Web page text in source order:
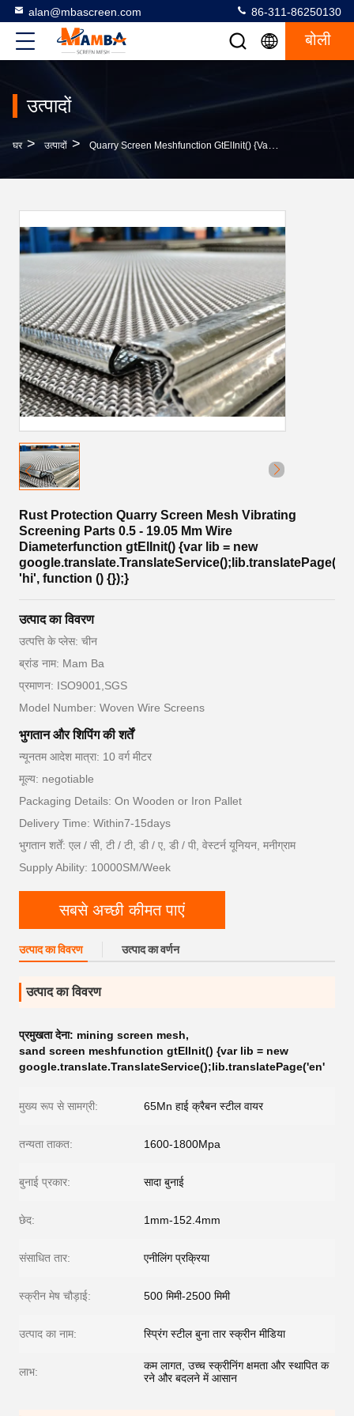
alan@mbascreen.com 86-311-86250130
बोली
उत्पादों
घर > उत्पादों > Quarry Screen Meshfunction GtElInit() {var Lib = New Google.translate.TranslateService();lib.transla
Rust Protection Quarry Screen Mesh Vibrating
Screening Parts 0.5 - 19.05 Mm Wire
Diameterfunction gtElInit() {var lib = new
'hi', function () {});}
उत्पाद का विवरण
उत्पत्ति के प्लेस: चीन
ब्रांड नाम: Mam Ba
प्रमाणन: ISO9001,SGS
Model Number: Woven Wire Screens
भुगतान और शिपिंग की शर्तें
न्यूनतम आदेश मात्रा: 10 वर्ग मीटर
मूल्य: negotiable
Packaging Details: On Wooden or Iron Pallet
Delivery Time: Within7-15days
भुगतान शर्तें: एल / सी, टी / टी, डी / ए, डी / पी, वेस्टर्न यूनियन, मनीग्राम
Supply Ability: 10000SM/Week
सबसे अच्छी कीमत पाएं
उत्पाद का विवरण उत्पाद का वर्णन
उत्पाद का विवरण
प्रमुखता देना: mining screen mesh,
sand screen meshfunction gtElInit() {var lib = new
google.translate.TranslateService();lib.translatePage('en'
मुख्य रूप से सामग्री: 65Mn हाई क्रैबन स्टील वायर
तन्यता ताकत: 1600-1800Mpa
बुनाई प्रकार: सादा बुनाई
छेद: 1mm-152.4mm
संसाधित तार: एनीलिंग प्रक्रिया
स्क्रीन मेष चौड़ाई: 500 मिमी-2500 मिमी
उत्पाद का नाम: स्प्रिंग स्टील बुना तार स्क्रीन मीडिया
लाभ:
कम लागत, उच्च स्क्रीनिंग क्षमता और स्थापित क
रने और बदलने में आसान